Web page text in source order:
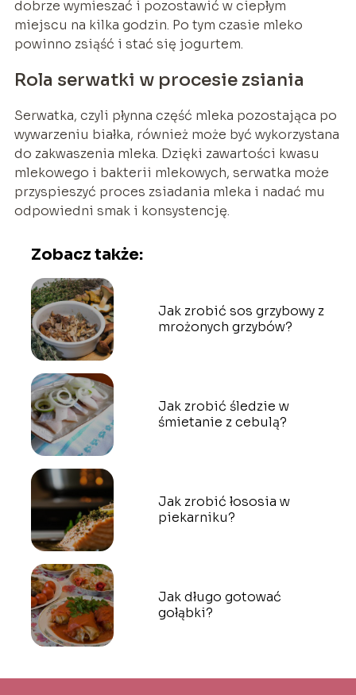
dobrze wymieszać i pozostawić w ciepłym
miejscu na kilka godzin. Po tym czasie mleko
powinno zsiąść i stać się jogurtem.
Rola serwatki w procesie zsiania
Serwatka, czyli płynna część mleka pozostająca po
wywarzeniu białka, również może być wykorzystana
do zakwaszenia mleka. Dzięki zawartości kwasu
mlekowego i bakterii mlekowych, serwatka może
przyspieszyć proces zsiadania mleka i nadać mu
odpowiedni smak i konsystencję.
Zobacz także:
Jak zrobić sos grzybowy z
mrożonych grzybów?
Jak zrobić śledzie w
śmietanie z cebulą?
Jak zrobić łososia w
piekarniku?
Jak długo gotować
gołąbki?